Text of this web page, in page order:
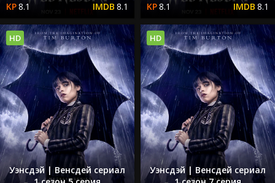
8.1 8.1 8.1 8.1
Уэнсдэй | Венсдей сериал
HD
Уэнсдэй | Венсдей сериал
HD